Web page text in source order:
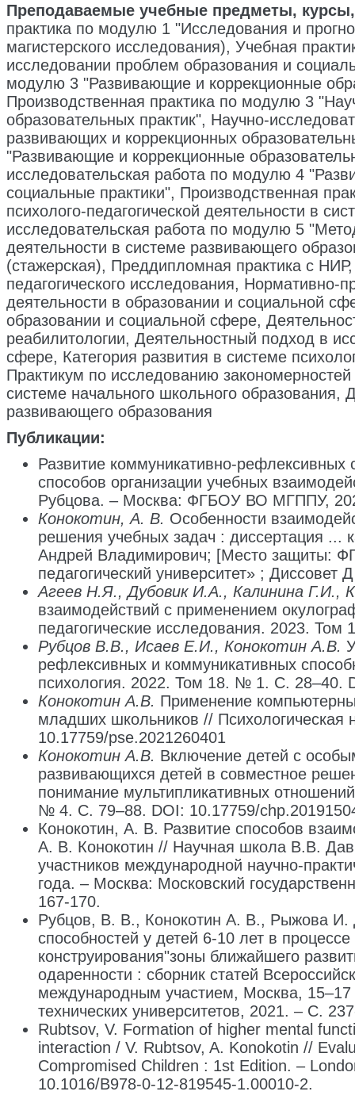
Преподаваемые учебные предметы,
практика по модулю 1 "Исследования и
магистерского исследования), Учебная
исследовании проблем образования и
модулю 3 "Развивающие и коррекционные
Производственная практика по модулю 3
образовательных практик", Научно-
развивающих и коррекционных
"Развивающие и коррекционные
исследовательская работа по модулю 4
социальные практики", Производственная
психолого-педагогической деятельности в
исследовательская работа по модулю 5
деятельности в системе развивающего
(стажерская), Преддипломная практика с
педагогического исследования, Нормативно-
деятельности в образовании и социальной
образовании и социальной сфере,
реабилитологии, Деятельностный подход в
сфере, Категория развития в системе
Практикум по исследованию
системе начального школьного образования,
развивающего образования
Публикации:
Развитие коммуникативно-рефлексивных
способов организации учебных
Рубцова. – Москва: ФГБОУ ВО МГППУ,
Конокотин, А. В. Особенности
решения учебных задач : диссертация ...
Андрей Владимирович; [Место защиты:
педагогический университет» ;
Агеев Н.Я., Дубовик И.А., Калинина Г.И.,
взаимодействий с применением
педагогические исследования. 2023.
Рубцов В.В., Исаев Е.И., Конокотин А.В.
рефлексивных и коммуникативных
психология. 2022. Том 18. № 1. С. 28–40.
Конокотин А.В. Применение
младших школьников //
10.17759/pse.2021260401
Конокотин А.В. Включение детей с
развивающихся детей в совместное
понимание мультипликативных
№ 4. С. 79–88. DOI: 10.17759/
Конокотин, А. В. Развитие способов
А. В. Конокотин // Научная школа В.В.
участников международной научно-
года. – Москва: Московский
167-170.
Рубцов, В. В., Конокотин А. В., Рыжова И.
способностей у детей 6-10 лет в
конструирования"зоны ближайшего
одаренности : сборник статей
международным участием, Москва,
технических университетов, 2021. – С.
Rubtsov, V. Formation of higher mental
interaction / V. Rubtsov, A. Konokotin //
Compromised Children : 1st Edition. –
10.1016/B978-0-12-819545-1.00010-2.